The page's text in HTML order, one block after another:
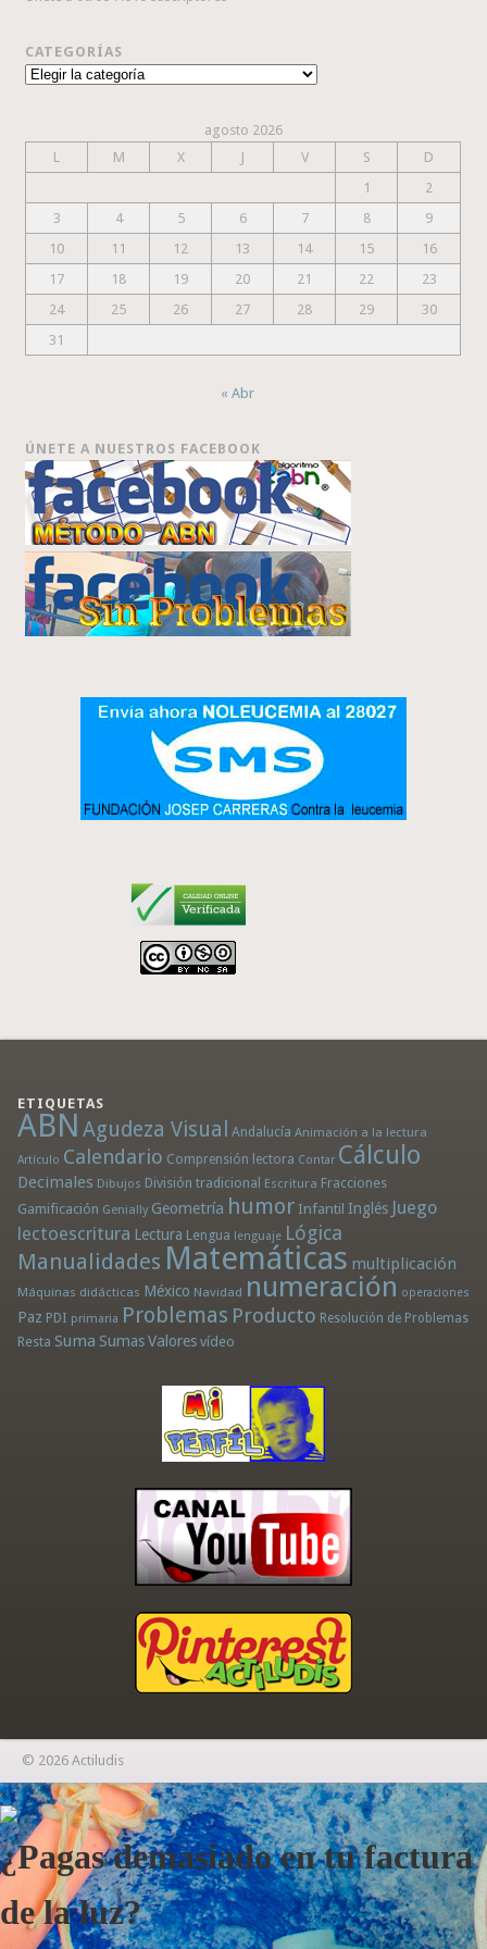
CATEGORÍAS
Categorías
agosto 2026
L
M X J V S
D
1
2
3
4 5 6 7 8
9
10
11 12 13 14 15
16
17
18 19 20 21 22
23
24
25 26 27 28 29
30
31
« Abr
ÚNETE A NUESTROS FACEBOOK
ETIQUETAS
ABN Agudeza Visual Andalucía Animación a la lectura
Artículo Calendario Comprensión lectora Contar Cálculo
Decimales Dibujos División tradicional Escritura Fracciones
Gamificación Genially Geometría humor Infantil Inglés Juego
lectoescritura Lectura Lengua lenguaje Lógica
Manualidades Matemáticas multiplicación
Máquinas didácticas México Navidad numeración operaciones
Paz PDI primaria Problemas Producto Resolución de Problemas
Resta Suma Sumas Valores vídeo
© 2026 Actiludis
×
¿Pagas demasiado en tu factura
de la luz?